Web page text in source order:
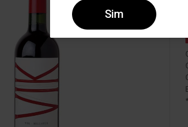
Sim